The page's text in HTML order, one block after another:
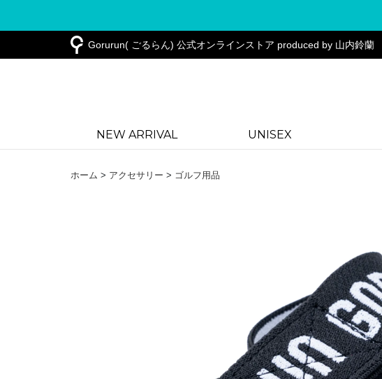
Gorurun( ごるらん) 公式オンラインストア produced by 山内鈴蘭
NEW ARRIVAL UNISEX
ホーム > アクセサリー > ゴルフ用品